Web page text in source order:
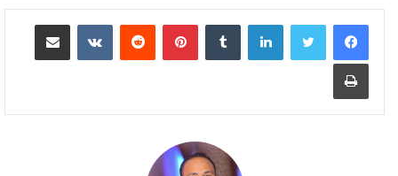
لينكدإن بينتيريست مشاركة عبر البريد
طباعة